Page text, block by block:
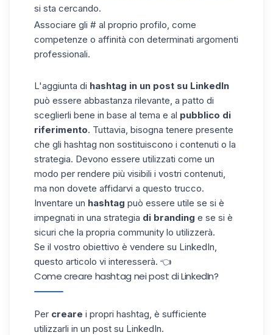
si sta cercando.
Associare gli # al proprio profilo, come
competenze o affinità con determinati argomenti
professionali.
L'aggiunta di hashtag in un post su LinkedIn
può essere abbastanza rilevante, a patto di
sceglierli bene in base al tema e al pubblico di
riferimento. Tuttavia, bisogna tenere presente
che gli hashtag non sostituiscono i contenuti o la
strategia. Devono essere utilizzati come un
modo per rendere più visibili i vostri contenuti,
ma non dovete affidarvi a questo trucco.
Inventare un hashtag può essere utile se si è
impegnati in una strategia di branding e se si è
sicuri che la propria community lo utilizzerà.
Se il vostro obiettivo è vendere su LinkedIn,
questo articolo vi interesserà. 👈
Come creare hashtag nei post di LinkedIn?
Per creare i propri hashtag, è sufficiente
utilizzarli in un post su LinkedIn.